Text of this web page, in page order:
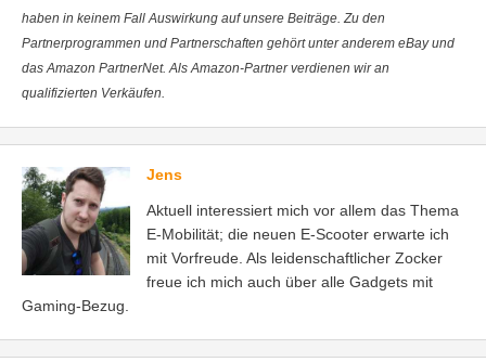
haben in keinem Fall Auswirkung auf unsere Beiträge. Zu den
Partnerprogrammen und Partnerschaften gehört unter anderem eBay und
das Amazon PartnerNet. Als Amazon-Partner verdienen wir an
qualifizierten Verkäufen.
Jens
Aktuell interessiert mich vor allem das Thema
E-Mobilität; die neuen E-Scooter erwarte ich
mit Vorfreude. Als leidenschaftlicher Zocker
freue ich mich auch über alle Gadgets mit
Gaming-Bezug.